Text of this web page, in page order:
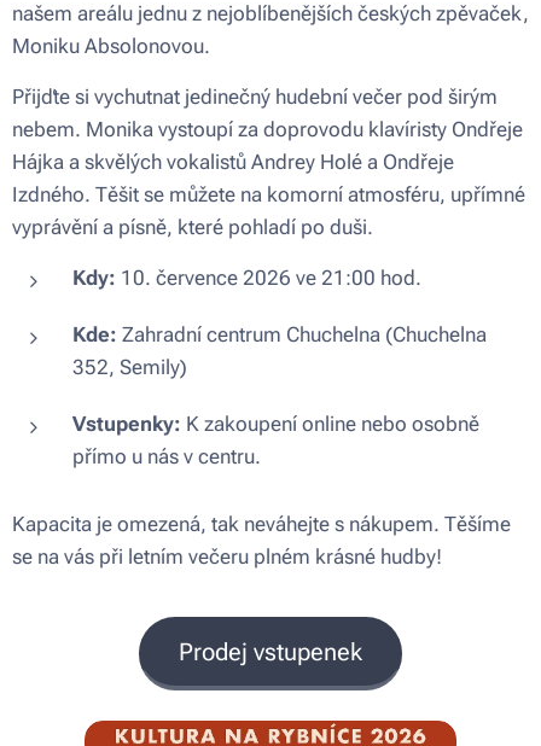
našem areálu jednu z nejoblíbenějších českých zpěvaček,
Moniku Absolonovou.
Přijďte si vychutnat jedinečný hudební večer pod širým
nebem. Monika vystoupí za doprovodu klavíristy Ondřeje
Hájka a skvělých vokalistů Andrey Holé a Ondřeje
Izdného. Těšit se můžete na komorní atmosféru, upřímné
vyprávění a písně, které pohladí po duši.
Kdy: 10. července 2026 ve 21:00 hod.
Kde: Zahradní centrum Chuchelna (Chuchelna
352, Semily)
Vstupenky: K zakoupení online nebo osobně
přímo u nás v centru.
Kapacita je omezená, tak neváhejte s nákupem. Těšíme
se na vás při letním večeru plném krásné hudby!
Prodej vstupenek